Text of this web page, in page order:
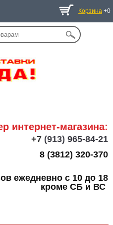
Корзина +0
интернет-магазина:
+7 (913) 965-84-21
8 (3812) 320-370
ежедневно с 10 до 18
кроме СБ и ВС